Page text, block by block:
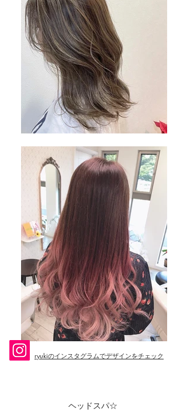
ryukiのインスタグラムでデザインをチェック
​ヘッドスパ☆